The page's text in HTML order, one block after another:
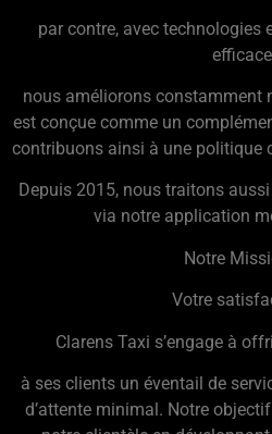
par contre, avec technologies
nous améliorons constamment
est conçue comme un
contribuons ainsi à une politique
Depuis 2015, nous traitons
via notre application
Notre
Votre
Clarens Taxi s’engage à
à ses clients un éventail de
d’attente minimal. Notre